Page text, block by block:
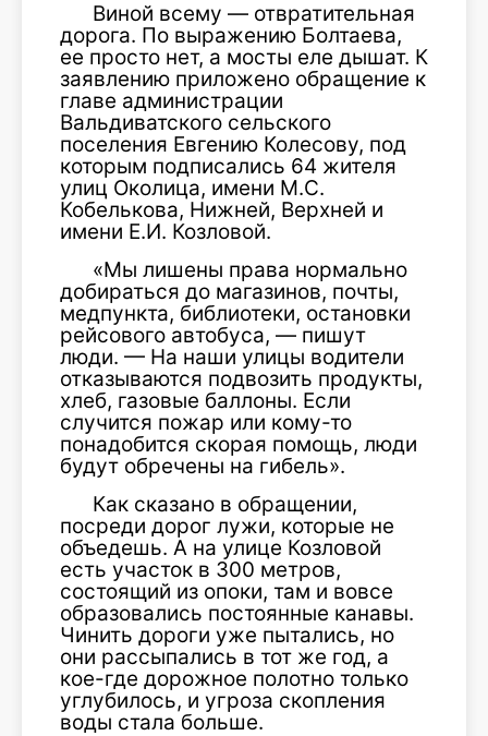
Виной всему — отвратительная
дорога. По выражению Болтаева,
ее просто нет, а мосты еле дышат. К
заявлению приложено обращение к
главе администрации
Вальдиватского сельского
поселения Евгению Колесову, под
которым подписались 64 жителя
улиц Околица, имени М.С.
Кобелькова, Нижней, Верхней и
имени Е.И. Козловой.
«Мы лишены права нормально
добираться до магазинов, почты,
медпункта, библиотеки, остановки
рейсового автобуса, — пишут
люди. — На наши улицы водители
отказываются подвозить продукты,
хлеб, газовые баллоны. Если
случится пожар или кому-то
понадобится скорая помощь, люди
будут обречены на гибель».
Как сказано в обращении,
посреди дорог лужи, которые не
объедешь. А на улице Козловой
есть участок в 300 метров,
состоящий из опоки, там и вовсе
образовались постоянные канавы.
Чинить дороги уже пытались, но
они рассыпались в тот же год, а
кое-где дорожное полотно только
углубилось, и угроза скопления
воды стала больше.